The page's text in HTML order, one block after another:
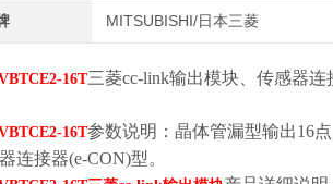
MITSUBISHI/日本三菱
16T三菱cc-link输出模块、传感器连
16T参数说明：晶体管漏型输出16
连接器(e-CON)型。